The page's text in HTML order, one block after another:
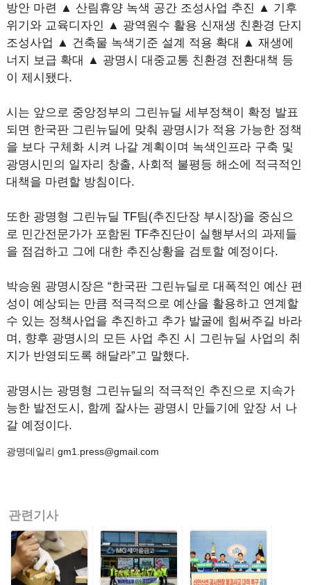
방안 마련 ▲ 산림휴양 녹색 공간 조성사업 추진 ▲ 기후
위기와 교육디자인 ▲ 광역원수 활용 신재생 친환경 단지
조성사업 ▲ 건축물 녹색기준 설계 적용 확대 ▲ 재생에
너지 보급 확대 ▲ 광명시 대중교통 친환경 전환대책 등
이 제시됐다.
시는 앞으로 중앙정부의 그린뉴딜 세부정책이 확정 발표
되면 한국판 그린뉴딜에 맞춰 광명시가 적용 가능한 정책
을 보다 구체화 시켜 나갈 계획이며 녹색인프라 구축 및
광명시민의 일자리 창출, 사회적 불평등 해소에 적극적인
대책을 마련할 방침이다.
또한 광명형 그린뉴딜 TF팀(추진단장 부시장)을 중심으
로 민간전문가가 포함된 TF추진단이 실행부서의 과제들
을 점검하고 그에 대한 추진상황을 검토할 예정이다.
박승원 광명시장은 “한국판 그린뉴딜로 대폭적인 예산 편
성이 예상되는 만큼 적극적으로 예산을 활용하고 연계할
수 있는 정책사업을 추진하고 추가 발굴에 힘써주길 바라
며, 향후 광명시의 모든 사업 추진 시 그린뉴딜 사업의 취
지가 반영되도록 해달라”고 말했다.
광명시는 광명형 그린뉴딜의 적극적인 추진으로 지속가
능한 발전도시, 함께 잘사는 광명시 만들기에 앞장 서 나
갈 예정이다.
광명데일리 gm1.press@gmail.com
관련기사